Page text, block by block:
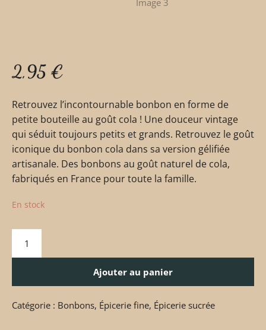
2,95 €
Retrouvez l’incontournable bonbon en forme de
petite bouteille au goût cola ! Une douceur vintage
qui séduit toujours petits et grands. Retrouvez le goût
iconique du bonbon cola dans sa version gélifiée
artisanale. Des bonbons au goût naturel de cola,
fabriqués en France pour toute la famille.
En stock
Ajouter au panier
Catégorie : Bonbons, Épicerie fine, Épicerie sucrée